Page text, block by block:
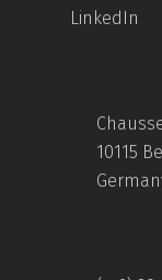
LinkedIn
10115